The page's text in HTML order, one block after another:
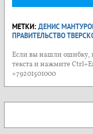
МЕТКИ: ДЕНИС
ПРАВИТЕЛЬСТВО
Если вы нашли ошибку,
текста и нажмите
+79201501000